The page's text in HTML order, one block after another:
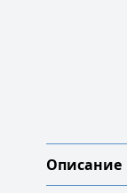
Описание